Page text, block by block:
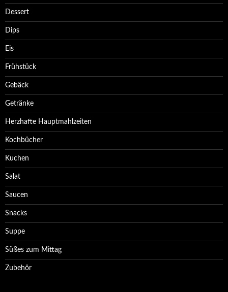
Dessert
Dips
Eis
Frühstück
Gebäck
Getränke
Herzhafte Hauptmahlzeiten
Kochbücher
Kuchen
Salat
Saucen
Snacks
Suppe
Süßes zum Mittag
Zubehör